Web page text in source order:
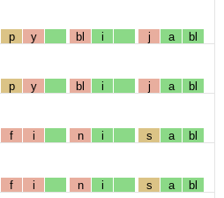
p y bl i j a bl
p y bl i j a bl
f i n i s a bl
f i n i s a bl